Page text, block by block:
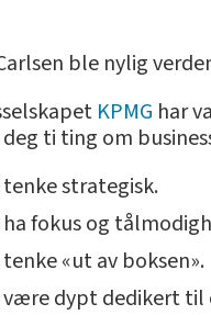
ble nylig
KPMG har
ti ting om
tenke strategisk.
ha fokus og
«ut av boksen».
være dypt dedikert til